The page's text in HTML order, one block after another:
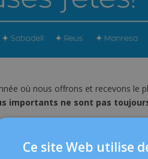
où nous offrons et recevons le
importants ne sont pas
2023, nous tenons à vous
bien dans votre peau. Pour nous,
sûr,que vous continuiez à
Ce site Web utilise